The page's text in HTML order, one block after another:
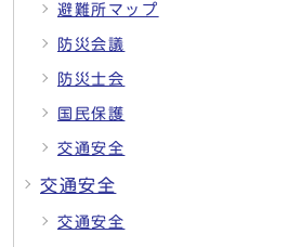
避難所マップ
防災会議
防災士会
国民保護
交通安全
交通安全
交通安全